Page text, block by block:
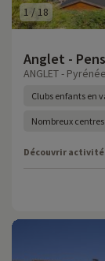
1 /18
Anglet -
ANGLET -
Clubs enfants en
Nombreux
Découvrir